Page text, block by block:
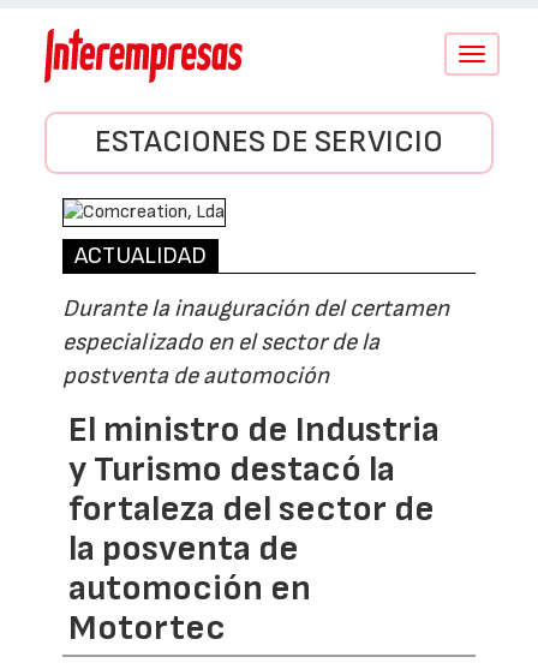
Conmutar
ESTACIONES DE SERVICIO
ACTUALIDAD
Durante la inauguración del certamen
especializado en el sector de la
postventa de automoción
El ministro de Industria
y Turismo destacó la
fortaleza del sector de
la posventa de
automoción en
Motortec